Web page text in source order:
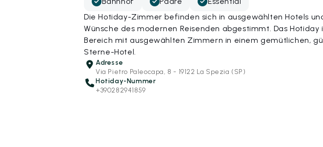
Die Hotiday-Zimmer befinden sich in ausgewählten Hotels
Wünsche des modernen Reisenden abgestimmt. Das Hotiday
Bereich mit ausgewählten Zimmern in einem gemütlichen,
Sterne-Hotel.
Adresse
Via Pietro Paleocapa, 8 - 19122 La Spezia (SP)
Hotiday-Nummer
+390282941859